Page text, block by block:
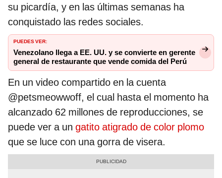
su picardía, y en las últimas semanas ha
conquistado las redes sociales.
PUEDES VER:
Venezolano llega a EE. UU. y se convierte en gerente
general de restaurante que vende comida del Perú
En un video compartido en la cuenta
@petsmeowwoff, el cual hasta el momento ha
alcanzado 62 millones de reproducciones, se
puede ver a un gatito atigrado de color plomo
que se luce con una gorra de visera.